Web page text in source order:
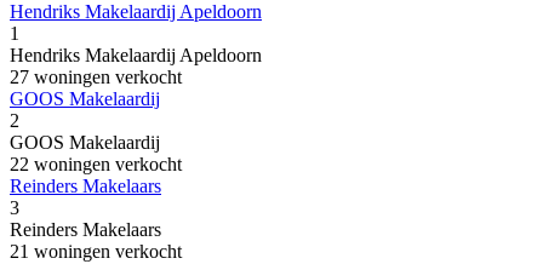
Hendriks Makelaardij Apeldoorn
1
Hendriks Makelaardij Apeldoorn
27 woningen verkocht
GOOS Makelaardij
2
GOOS Makelaardij
22 woningen verkocht
Reinders Makelaars
3
Reinders Makelaars
21 woningen verkocht